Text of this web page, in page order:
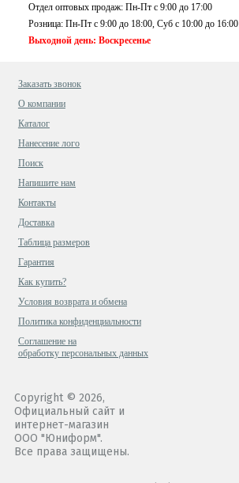
Отдел оптовых продаж: Пн-Пт с 9:00 до 17:00
Розница: Пн-Пт с 9:00 до 18:00, Суб c 10:00 до 16:00
Выходной день: Воскресенье
Заказать звонок
О компании
Каталог
Нанесение лого
Поиск
Напишите нам
Контакты
Доставка
Таблица размеров
Гарантия
Как купить?
Условия возврата и обмена
Политика конфиденциальности
Cоглашение на
обработку персональных данных
Copyright © 2026,
Официальный сайт и
интернет-магазин
ООО "Юниформ".
Все права защищены.